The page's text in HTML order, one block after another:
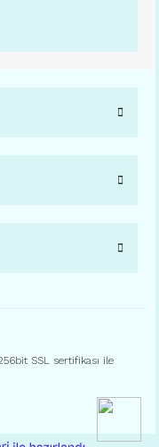
SSL sertifikası ile